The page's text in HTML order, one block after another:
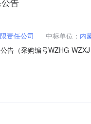
责任公司 中标单位： 内
告（采购编号WZHG-
化工产品贸易中心联系电